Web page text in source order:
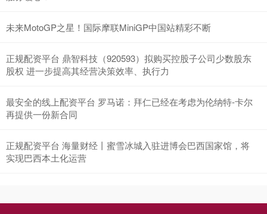
未来MotoGP之星！国际摩联MiniGP中国站精彩不断
正规配资平台 鼎智科技（920593）拟购买控股子公司少数股东
股权 进一步提高其经营决策效率、执行力
最安全的线上配资平台 罗马诺：拜仁已经在考虑为伦纳特-卡尔
再提供一份新合同
正规配资平台 海量财经丨蜜雪冰城入驻进博会巴西国家馆，将
实现巴西本土化运营